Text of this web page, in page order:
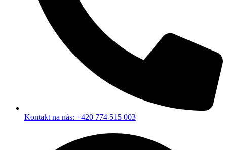
Kontakt na nás: +420 774 515 003